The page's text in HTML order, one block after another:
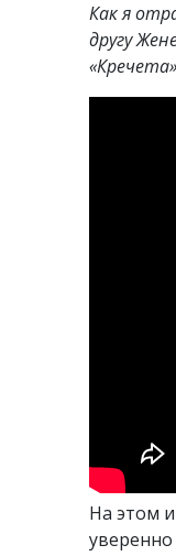
Как я
другу
На этом